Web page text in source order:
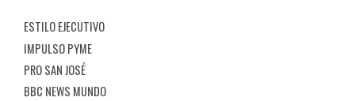
ESTILO EJECUTIVO
IMPULSO PYME
PRO SAN JOSÉ
BBC NEWS MUNDO